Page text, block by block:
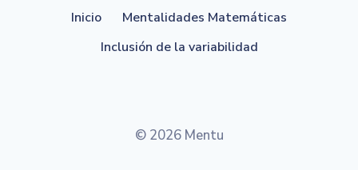
Inicio
Mentalidades Matemáticas
Inclusión de la variabilidad
© 2026 Mentu